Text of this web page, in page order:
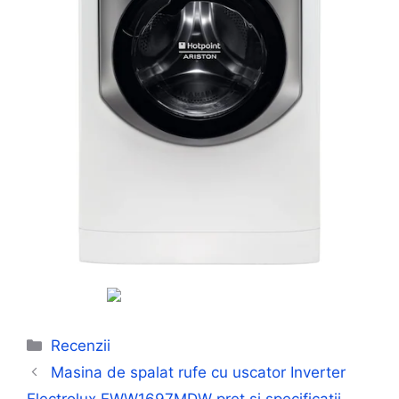
Categorii
Recenzii
Masina de spalat rufe cu uscator Inverter